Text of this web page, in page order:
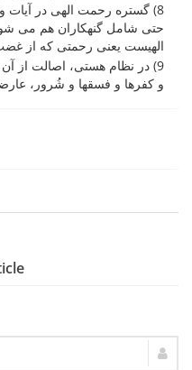
8) گستره رحمت الهی در آیات
حتی شامل گنهکاران هم می
الهیست یعنی رحمتی که از
9) در نظام هستی، اصالت
و کفرها و فسقها و شُرور،